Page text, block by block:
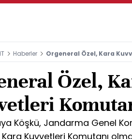
Haberler Orgeneral Özel, Kara
Özel,
Köşkü, Jandarma Genel
Kuvvetleri Komutanı